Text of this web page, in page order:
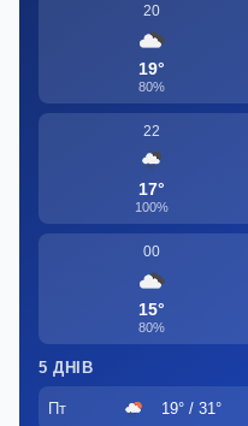
20
19°
80%
22
17°
100%
00
15°
80%
5 ДНІВ
Пт 19° / 31°